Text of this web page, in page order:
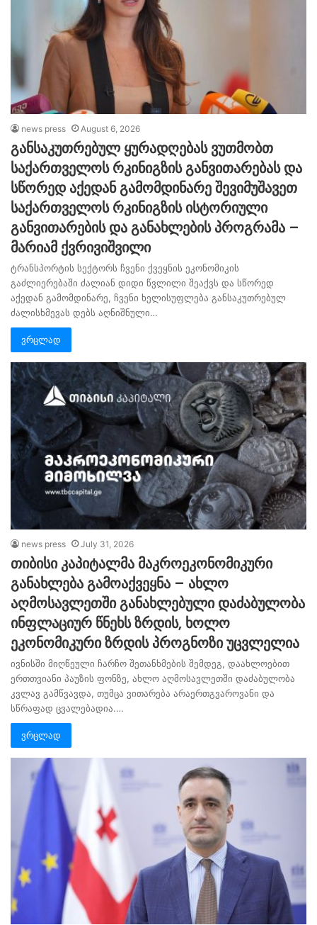
news press August 6, 2026
განსაკუთრებულ ყურადღებას ვუთმობთ
საქართველოს რკინიგზის განვითარებას და
სწორედ აქედან გამომდინარე შევიმუშავეთ
საქართველოს რკინიგზის ისტორიული
განვითარების და განახლების პროგრამა –
მარიამ ქვრივიშვილი
ტრანსპორტის სექტორს ჩვენი ქვეყნის ეკონომიკის
გაძლიერებაში ძალიან დიდი წვლილი შეაქვს და სწორედ
აქედან გამომდინარე, ჩვენი ხელისუფლება განსაკუთრებულ
ძალისხმევას დებს აღნიშნული…
ვრცლად
news press July 31, 2026
თიბისი კაპიტალმა მაკროეკონომიკური
განახლება გამოაქვეყნა – ახლო
აღმოსავლეთში განახლებული დაძაბულობა
ინფლაციურ წნეხს ზრდის, ხოლო
ეკონომიკური ზრდის პროგნოზი უცვლელია
ივნისში მიღწეული ჩარჩო შეთანხმების შემდეგ, დაახლოებით
ერთთვიანი პაუზის ფონზე, ახლო აღმოსავლეთში დაძაბულობა
კვლავ გამწვავდა, თუმცა ვითარება არაერთგვაროვანი და
სწრაფად ცვალებადია.…
ვრცლად